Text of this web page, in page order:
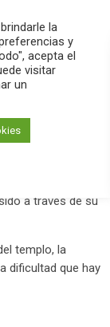
pause PLAY
de
el traslado
a través de su
templo, la
dificultad que hay
la
y
acepta el
visitar
un